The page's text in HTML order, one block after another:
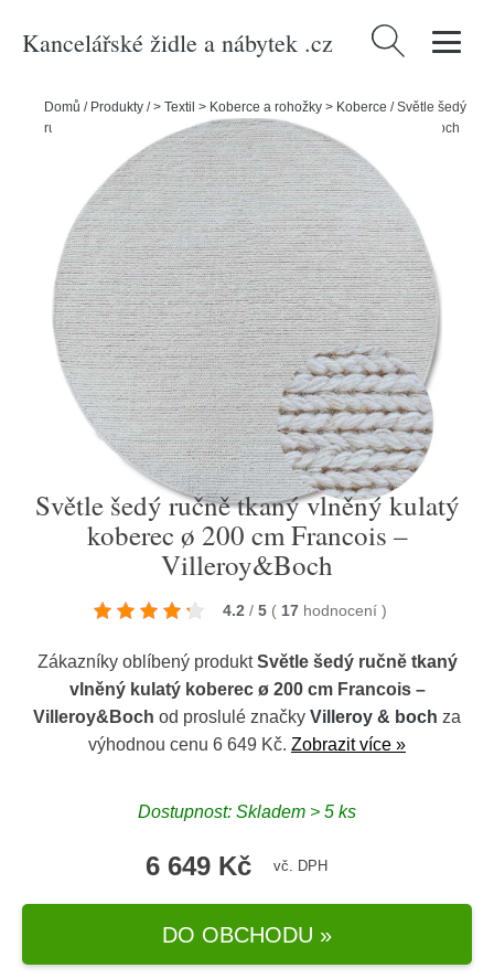
Kancelářské židle a nábytek .cz Vyhledávání
Domů / Produkty /> Textil > Koberce a rohožky > Koberce /Světle šedý
ručně tkaný vlněný kulatý koberec ø 200 cm Francois – Villeroy&Boch
Světle šedý ručně tkaný vlněný kulatý
koberec ø 200 cm Francois –
Villeroy&Boch
4.2 / 5 ( 17 hodnocení )
Zákazníky oblíbený produktSvětle šedý ručně tkaný
vlněný kulatý koberec ø 200 cm Francois –
Villeroy&Boch od proslulé značky Villeroy & boch za
výhodnou cenu 6 649 Kč. Zobrazit více »
Dostupnost: Skladem > 5 ks
6 649 Kč vč. DPH
DO OBCHODU »